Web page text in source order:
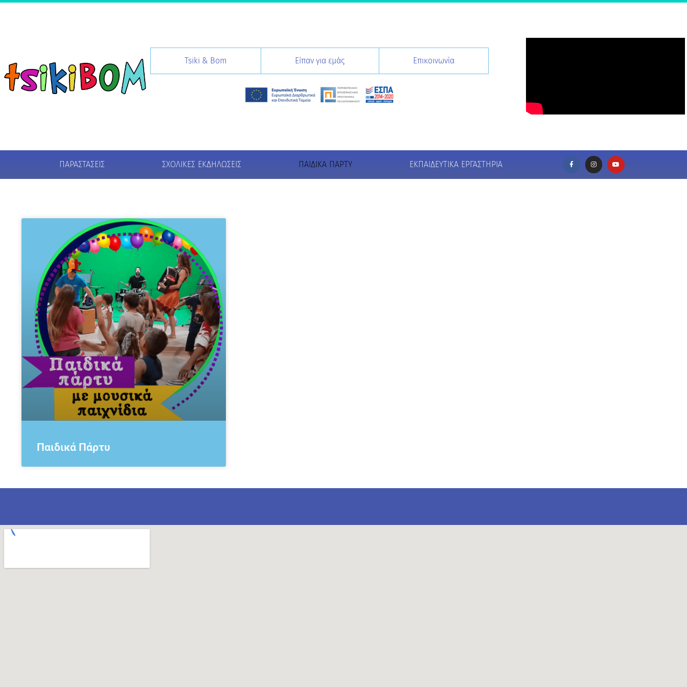
Tsiki & Bom Είπαν για εμάς Επικοινωνία
ΠΑΡΑΣΤΆΣΕΙΣ ΣΧΟΛΙΚΈΣ ΕΚΔΗΛΏΣΕΙΣ ΠΑΙΔΙΚΆ ΠΆΡΤΥ ΕΚΠΑΙΔΕΥΤΙΚΆ ΕΡΓΑΣΤΉΡΙΑ
Παιδικά Πάρτυ